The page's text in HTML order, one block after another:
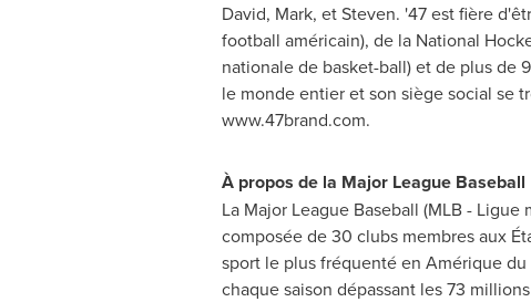
David, Mark, et Steven. '47 est fière
football américain), de la National
nationale de basket-ball) et de plus de
le monde entier et son siège social se
www.47brand.com.
À propos de la Major League Baseball
La Major League Baseball (MLB -
composée de 30 clubs membres aux
sport le plus fréquenté en Amérique
chaque saison dépassant les 73